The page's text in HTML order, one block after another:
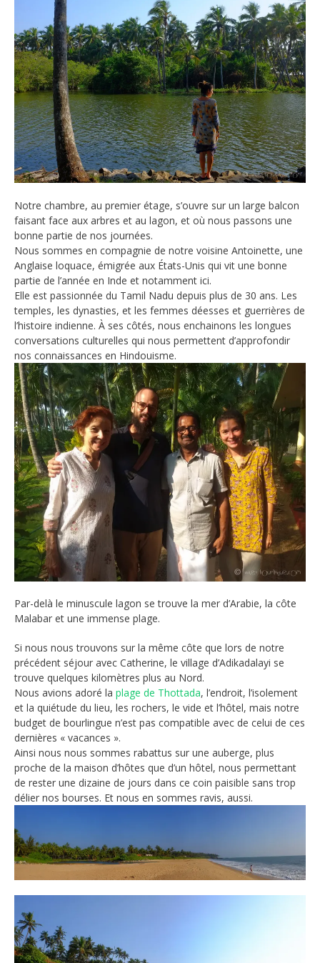
Notre chambre, au premier étage, s’ouvre sur un large balcon
faisant face aux arbres et au lagon, et où nous passons une
bonne partie de nos journées.
Nous sommes en compagnie de notre voisine Antoinette, une
Anglaise loquace, émigrée aux États-Unis qui vit une bonne
partie de l’année en Inde et notamment ici.
Elle est passionnée du Tamil Nadu depuis plus de 30 ans. Les
temples, les dynasties, et les femmes déesses et guerrières de
l’histoire indienne. À ses côtés, nous enchainons les longues
conversations culturelles qui nous permettent d’approfondir
nos connaissances en Hindouisme.
Par-delà le minuscule lagon se trouve la mer d’Arabie, la côte
Malabar et une immense plage.
Si nous nous trouvons sur la même côte que lors de notre
précédent séjour avec Catherine, le village d’Adikadalayi se
trouve quelques kilomètres plus au Nord.
Nous avions adoré la plage de Thottada, l’endroit, l’isolement
et la quiétude du lieu, les rochers, le vide et l’hôtel, mais notre
budget de bourlingue n’est pas compatible avec de celui de ces
dernières « vacances ».
Ainsi nous nous sommes rabattus sur une auberge, plus
proche de la maison d’hôtes que d’un hôtel, nous permettant
de rester une dizaine de jours dans ce coin paisible sans trop
délier nos bourses. Et nous en sommes ravis, aussi.